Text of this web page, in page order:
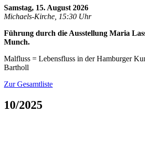
Samstag, 15. August 2026
Michaels-Kirche, 15:30 Uhr
Führung durch die Ausstellung Maria
Munch.
Malfluss = Lebensfluss in der Hamburger
Bartholl
Zur Gesamtliste
10/2025